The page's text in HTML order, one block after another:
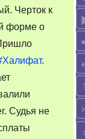
Черток к
форме о
.
Судья не